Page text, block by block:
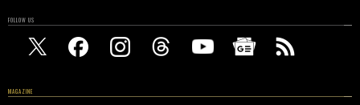
FOLLOW US
MAGAZINE